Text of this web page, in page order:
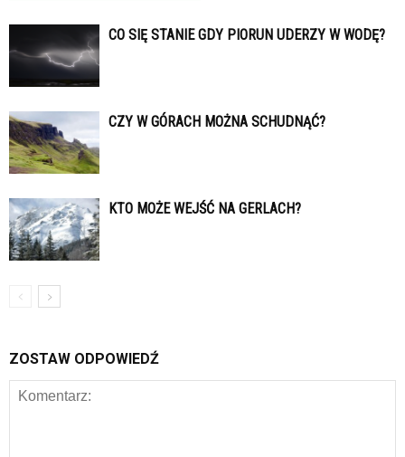
CO SIĘ STANIE GDY PIORUN UDERZY W WODĘ?
CZY W GÓRACH MOŻNA SCHUDNĄĆ?
KTO MOŻE WEJŚĆ NA GERLACH?
ZOSTAW ODPOWIEDŹ